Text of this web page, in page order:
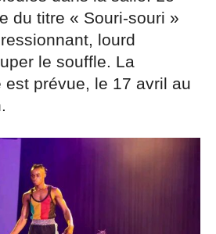
du titre « Souri-souri »
lourd
le souffle. La
est prévue, le 17 avril au